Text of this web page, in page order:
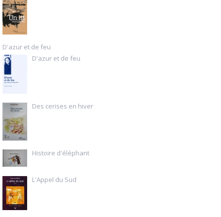
D'azur et de feu
D'azur et de feu
Des cerises en hiver
Histoire d'éléphant
L'Appel du Sud